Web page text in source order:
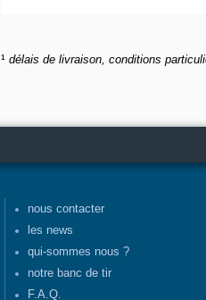
¹ délais de livraison, conditions
nous contacter
les news
qui-sommes nous ?
notre banc de tir
F.A.Q.